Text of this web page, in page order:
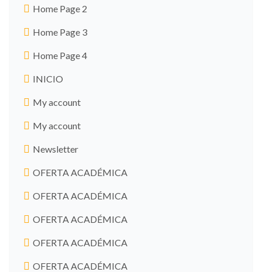
Home Page 2
Home Page 3
Home Page 4
INICIO
My account
My account
Newsletter
OFERTA ACADÉMICA
OFERTA ACADÉMICA
OFERTA ACADÉMICA
OFERTA ACADÉMICA
OFERTA ACADÉMICA